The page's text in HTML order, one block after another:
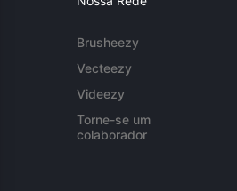
Brusheezy
Vecteezy
Videezy
Torne-se um
colaborador